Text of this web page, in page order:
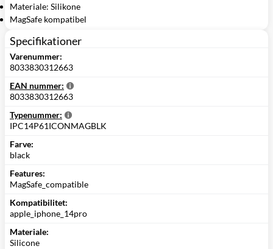
Materiale: Silikone
MagSafe kompatibel
Specifikationer
Varenummer:
8033830312663
EAN nummer:
8033830312663
Typenummer:
IPC14P61ICONMAGBLK
Farve:
black
Features:
MagSafe_compatible
Kompatibilitet:
apple_iphone_14pro
Materiale:
Silicone